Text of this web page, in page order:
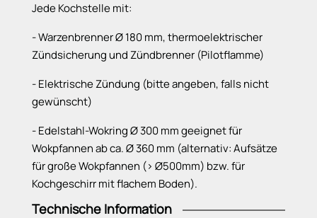
Jede Kochstelle mit:
- Warzenbrenner Ø 180 mm, thermoelektrischer
Zündsicherung und Zündbrenner (Pilotflamme)
- Elektrische Zündung (bitte angeben, falls nicht
gewünscht)
- Edelstahl-Wokring Ø 300 mm geeignet für
Wokpfannen ab ca. Ø 360 mm (alternativ: Aufsätze
für große Wokpfannen (> Ø500mm) bzw. für
Kochgeschirr mit flachem Boden).
Technische Information